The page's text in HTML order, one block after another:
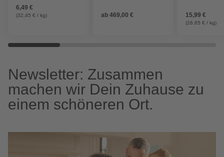
6,49 €
(32,45 € / kg) ab 469,00 € 15,99 €
(26,65 € / kg)
Newsletter: Zusammen
machen wir Dein Zuhause zu
einem schöneren Ort.